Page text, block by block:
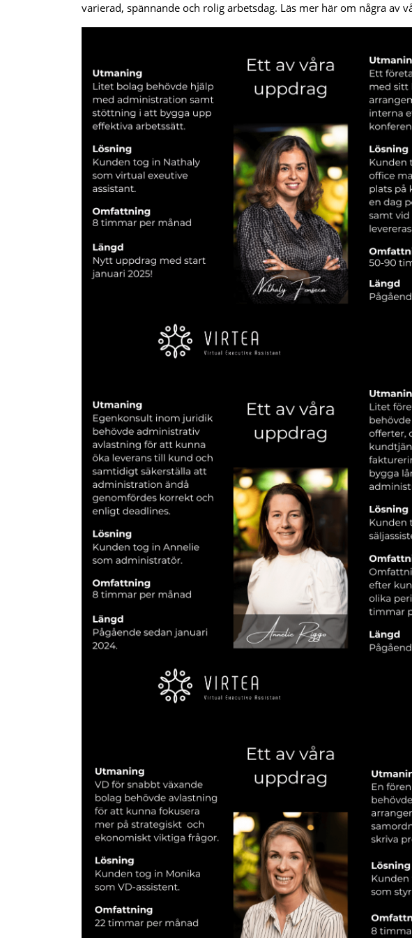
varierad, spännande och rolig arbetsdag. Läs mer här om några av